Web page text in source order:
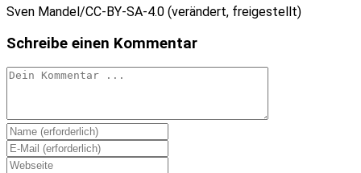
Sven Mandel/CC-BY-SA-4.0 (verändert, freigestellt)
Schreibe einen Kommentar
Kommentieren
Gib
deinen
Namen
Gib
deine
Gib